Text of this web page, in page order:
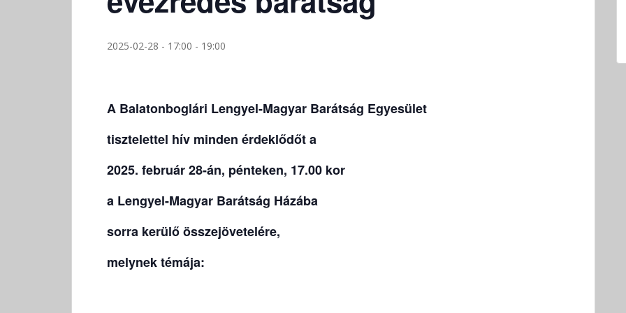
2025-02-28 - 17:00 - 19:00
A Balatonboglári Lengyel-Magyar Barátság Egyesület
tisztelettel hív minden érdeklődőt a
2025. február 28-án, pénteken, 17.00 kor
a Lengyel-Magyar Barátság Házába
sorra kerülő összejövetelére,
melynek témája: